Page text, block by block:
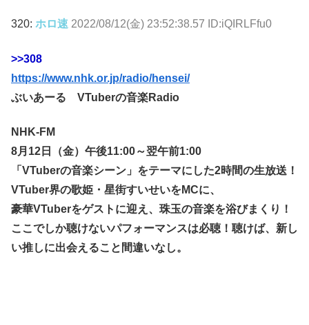
320: ホロ速 2022/08/12(金) 23:52:38.57 ID:iQIRLFfu0
>>308
https://www.nhk.or.jp/radio/hensei/
ぶいあーる VTuberの音楽Radio
NHK-FM
8月12日（金）午後11:00～翌午前1:00
「VTuberの音楽シーン」をテーマにした2時間の生放送！
VTuber界の歌姫・星街すいせいをMCに、
豪華VTuberをゲストに迎え、珠玉の音楽を浴びまくり！
ここでしか聴けないパフォーマンスは必聴！聴けば、新し
い推しに出会えること間違いなし。